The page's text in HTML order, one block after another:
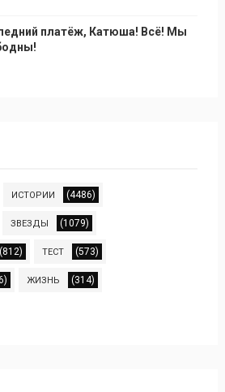
платёж, Катюша! Всё! Мы
ИСТОРИИ (4486)
ЗВЕЗДЫ (1079)
(812) ТЕСТ (573)
ЖИЗНЬ (314)